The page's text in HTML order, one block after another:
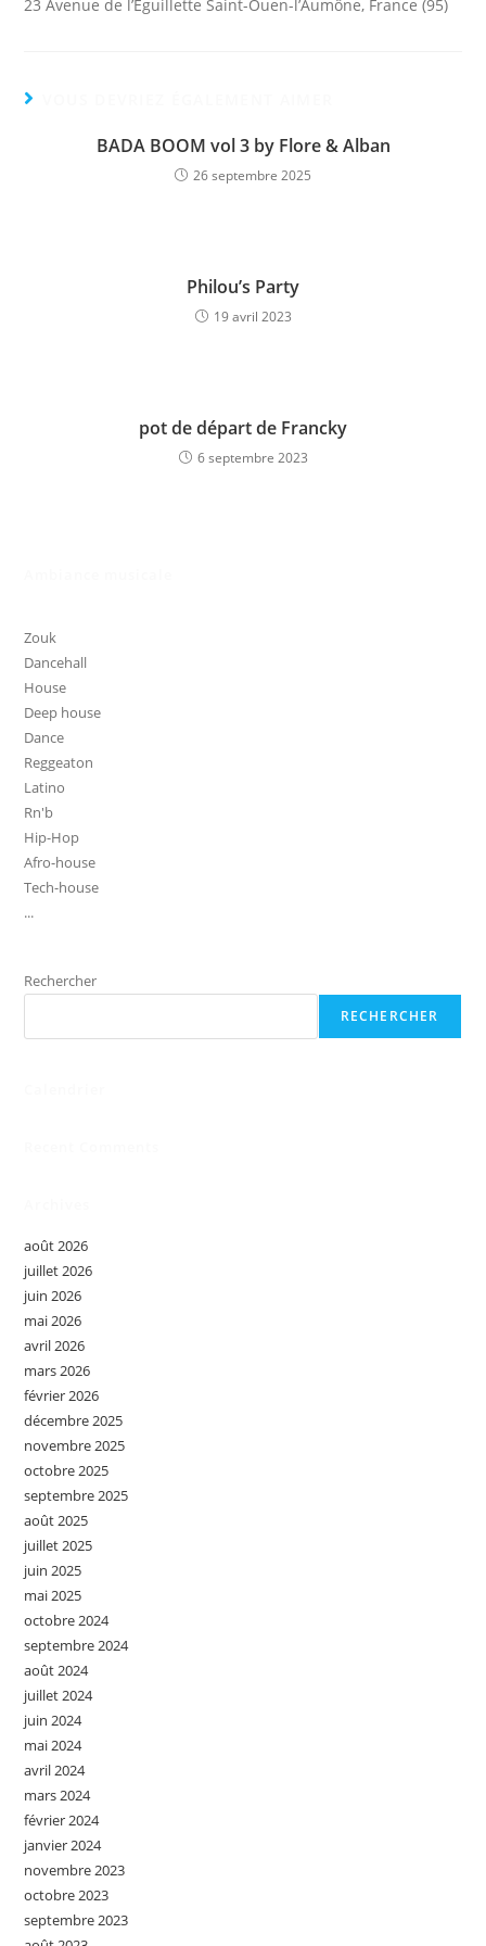
23 Avenue de l’Eguillette Saint-Ouen-l’Aumône, France (95)
BADA BOOM vol 3 by Flore & Alban
26 septembre 2025
Philou’s Party
19 avril 2023
pot de départ de Francky
6 septembre 2023
Zouk
Dancehall
House
Deep house
Dance
Reggeaton
Latino
Rn'b
Hip-Hop
Afro-house
Tech-house
...
Rechercher
RECHERCHER
août 2026
juillet 2026
juin 2026
mai 2026
avril 2026
mars 2026
février 2026
décembre 2025
novembre 2025
octobre 2025
septembre 2025
août 2025
juillet 2025
juin 2025
mai 2025
octobre 2024
septembre 2024
août 2024
juillet 2024
juin 2024
mai 2024
avril 2024
mars 2024
février 2024
janvier 2024
novembre 2023
octobre 2023
septembre 2023